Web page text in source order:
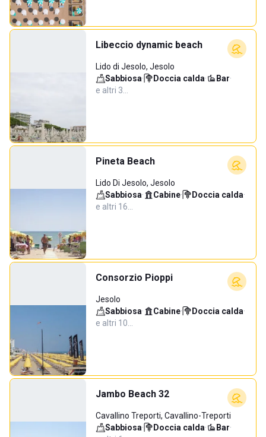
Libeccio dynamic beach
Lido di Jesolo, Jesolo
Sabbiosa· Doccia calda· Bar·
e altri 3…
Pineta Beach
Lido Di Jesolo, Jesolo
Sabbiosa· Cabine· Doccia calda·
e altri 16…
Consorzio Pioppi
Jesolo
Sabbiosa· Cabine· Doccia calda·
e altri 10…
Jambo Beach 32
Cavallino Treporti, Cavallino-Treporti
Sabbiosa· Doccia calda· Bar·